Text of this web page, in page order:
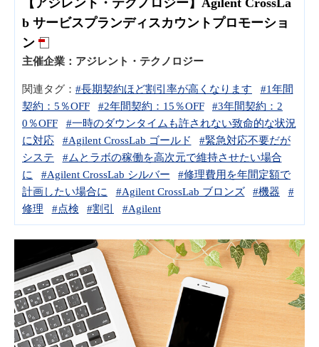
b サービスプランディスカウントプロモーショ
ン
主催企業： アジレント・テクノロジー
関連タグ： #長期契約ほど割引率が高くなります
#1年間
契約：5％OFF
#2年間契約：15％OFF
#3年間契約：2
0％OFF
#一時のダウンタイムも許されない致命的な状況
に対応
#Agilent CrossLab ゴールド
#緊急対応不要だが
システ
#ムとラボの稼働を高次元で維持させたい場合
に
#Agilent CrossLab シルバー
#修理費用を年間定額で
計画したい場合に
#Agilent CrossLab ブロンズ #機器
#
修理
#点検 #割引 #Agilent